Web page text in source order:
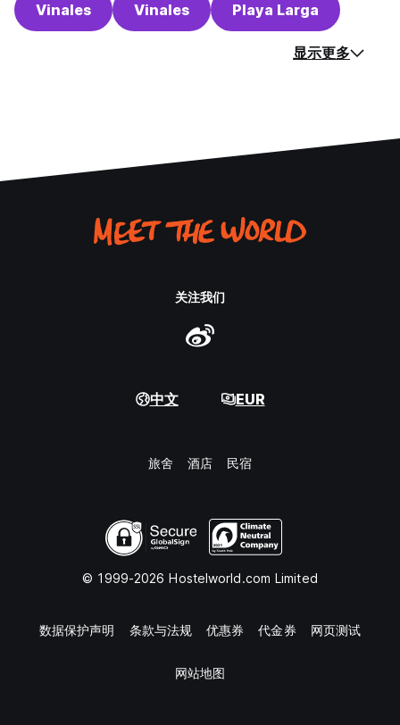
Vinales Vinales Playa Larga
显示更多
关注我们
中文 EUR
旅舍 酒店 民宿
© 1999-2026 Hostelworld.com Limited
数据保护声明 条款与法规 优惠券 代金券 网页测试
网站地图